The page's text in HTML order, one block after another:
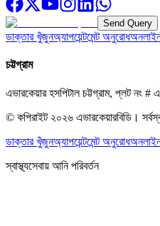
Send Query
ডাক্তার খুঁজুনঅ্যাপয়েন্টমেন্ট অনুরোধঅনলাইন
চট্টগ্রাম
এভারকেয়ার হসপিটাল চট্টগ্রাম, প্লট নং
© কপিরাইট ২০২৬ এভারকেয়ারবিডি।
ডাক্তার খুঁজুনঅ্যাপয়েন্টমেন্ট অনুরোধঅনলাইন
স্বাস্থ্যসেবায় আনি পরিবর্তন